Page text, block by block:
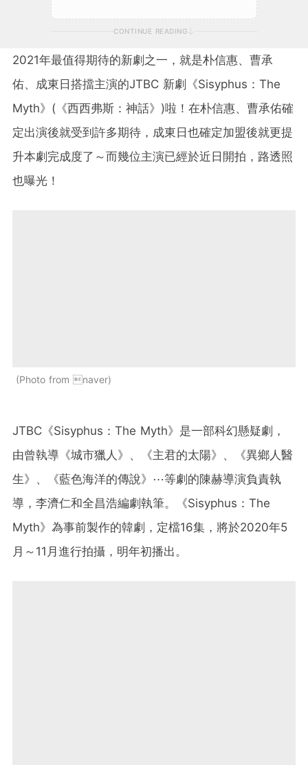
CONTINUE READING
2021年最值得期待的新劇之一，就是朴信惠、曹承
佑、成東日搭擋主演的JTBC 新劇《Sisyphus：The
Myth》(《西西弗斯：神話》)啦！在朴信惠、曹承佑確
定出演後就受到許多期待，成東日也確定加盟後就更提
升本劇完成度了～而幾位主演已經於近日開拍，路透照
也曝光！
Photo from naver
JTBC《Sisyphus：The Myth》是一部科幻懸疑劇，
由曾執導《城市獵人》、《主君的太陽》、《異鄉人醫
生》、《藍色海洋的傳說》⋯等劇的陳赫導演負責執
導，李濟仁和全昌浩編劇執筆。《Sisyphus：The
Myth》為事前製作的韓劇，定檔16集，將於2020年5
月～11月進行拍攝，明年初播出。​